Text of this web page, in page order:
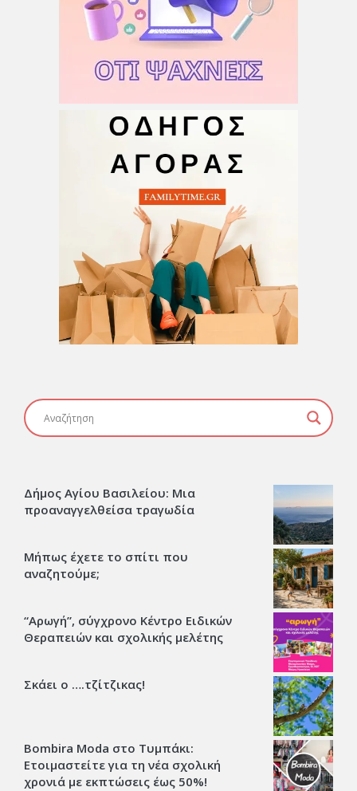
Δήμος Αγίου Βασιλείου: Μια
προαναγγελθείσα τραγωδία
Μήπως έχετε το σπίτι που
αναζητούμε;
“Αρωγή”, σύγχρονο Κέντρο Ειδικών
Θεραπειών και σχολικής μελέτης
Σκάει ο ….τζίτζικας!
Bombira Moda στο Τυμπάκι:
Ετοιμαστείτε για τη νέα σχολική
χρονιά με εκπτώσεις έως 50%!